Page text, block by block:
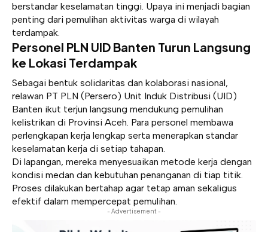
berstandar keselamatan tinggi. Upaya ini menjadi bagian
penting dari pemulihan aktivitas warga di wilayah
terdampak.
Personel PLN UID Banten Turun Langsung
ke Lokasi Terdampak
Sebagai bentuk solidaritas dan kolaborasi nasional,
relawan PT PLN (Persero) Unit Induk Distribusi (UID)
Banten ikut terjun langsung mendukung pemulihan
kelistrikan di Provinsi Aceh. Para personel membawa
perlengkapan kerja lengkap serta menerapkan standar
keselamatan kerja di setiap tahapan.
Di lapangan, mereka menyesuaikan metode kerja dengan
kondisi medan dan kebutuhan penanganan di tiap titik.
Proses dilakukan bertahap agar tetap aman sekaligus
efektif dalam mempercepat pemulihan.
- Advertisement -